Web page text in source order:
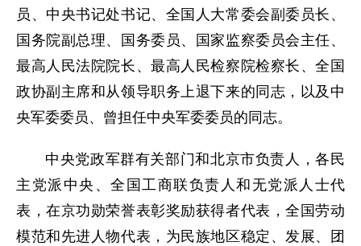
员、中央书记处书记、全国人大常委会副委员长、
国务院副总理、国务委员、国家监察委员会主任、
最高人民法院院长、最高人民检察院检察长、全国
政协副主席和从领导职务上退下来的同志，以及中
央军委委员、曾担任中央军委委员的同志。
中央党政军群有关部门和北京市负责人，各民
主党派中央、全国工商联负责人和无党派人士代
表，在京功勋荣誉表彰奖励获得者代表，全国劳动
模范和先进人物代表，为民族地区稳定、发展、团